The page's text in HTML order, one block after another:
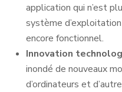
application qui n’est
système
encore fonctionnel.
Innovation
inondé de nouveaux
d’ordinateurs et